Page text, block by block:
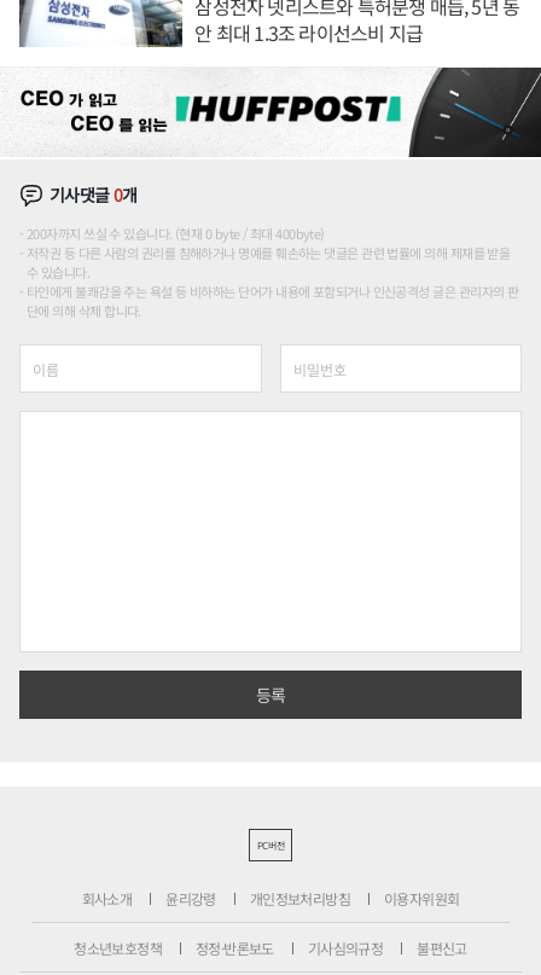
안 최대 1.3조 라이선스비 지급
기사댓글0개
200자까지 쓰실 수 있습니다. (현재 0 byte / 최대 400byte)
저작권 등 다른 사람의 권리를 침해하거나 명예를 훼손하는 댓글은 관련 법률에 의해 제재를 받을
수 있습니다.
타인에게 불쾌감을 주는 욕설 등 비하하는 단어가 내용에 포함되거나 인신공격성 글은 관리자의 판
단에 의해 삭제 합니다.
PC버전
회사소개 윤리강령 개인정보처리방침 이용자위원회
청소년보호정책 정정·반론보도 기사심의규정 불편신고